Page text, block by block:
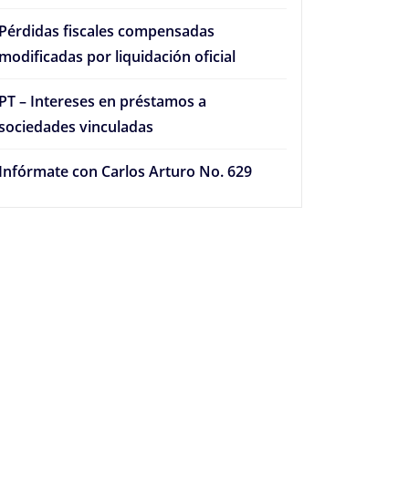
fiscales compensadas
por liquidación oficial
– Intereses en préstamos a
vinculadas
con Carlos Arturo No. 629